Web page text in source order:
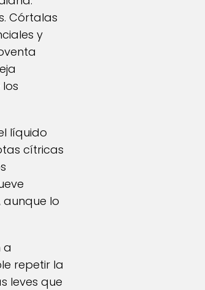
Córtalas
y
líquido
cítricas
aunque lo
a
repetir la
leves que